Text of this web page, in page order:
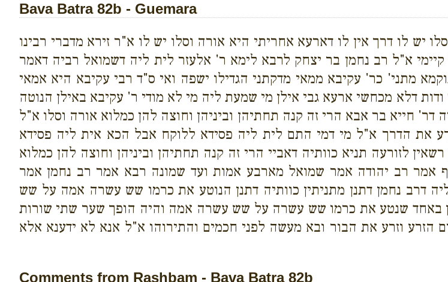
Bava Batra 82b - Guemara
יש לו דרך אין לו דארעא אחריתי היא אורה וסלו יש לו א"ר זירא מדברי רבינו
א"ל רב נחמן בר יצחק לרבא לימא ר' אלעזר לית ליה דשמואל רביה דאמר
מתני' כר' עקיבא ממאי מדקתני הגדילו ישפה ואי ס"ד רבי עקיבא היא אמאי
דלא מכחשי ארעא גבי אילן מי שמעת ליה מי לא מודי ר' עקיבא באילן הנוטה
חייא בר אבא הרי זה קנה תחתיהן וביניהן וחוצה להן כמלוא אורה וסלו א"ל
את הדרך א"ל מי דמי התם לית ליה פסידא ללוקח אבל הכא אית ליה פסידא
לזורעה תניא כוותיה דאביי הרי זה קנה תחתיהן וביניהן וחוצה להן כמלוא
אמר רב יהודה אמר שמואל מארבע אמות ועד שמונה רבא אמר רב נחמן אמר
דרב נחמן דתנן מתניתין כוותיה דתנן הנוטע את כרמו שש עשרה אמה על שש
באחד שנטע את כרמו שש עשרה על שש עשרה אמה והיה הופך שער שתי שורות
וזרע את הבור ובא מעשה לפני חכמים והתירוהו א"ל אנא לא ידענא אלא
Comments from Rashbam - Bava Batra 82b